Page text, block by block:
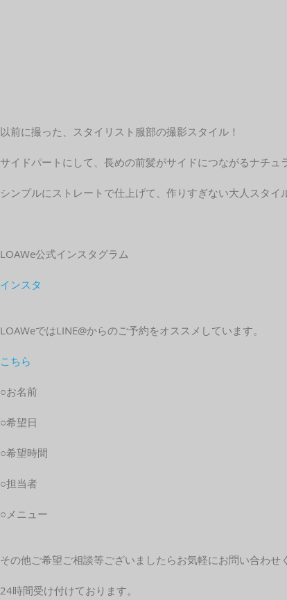
以前に撮った、スタイリスト服部の撮影スタイル！
サイドパートにして、長めの前髪がサイドにつながるナチュ
シンプルにストレートで仕上げて、作りすぎない大人スタイ
LOAWe公式インスタグラム
インスタ
LOAWeではLINE@からのご予約をオススメしています。
こちら
○お名前
○希望日
○希望時間
○担当者
○メニュー
その他ご希望ご相談等ございましたらお気軽にお問い合わせ
24時間受け付けております。